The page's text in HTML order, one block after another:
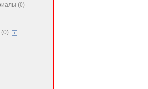
(0)